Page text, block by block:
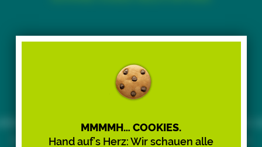
Time to say goodbye.
Besucher:in, xing.to funktioniert nur noch bis
2026 – wir stellen den Dienst nach 15 Jahren ein.
MMMMH… COOKIES.
Hand auf’s Herz: Wir schauen alle